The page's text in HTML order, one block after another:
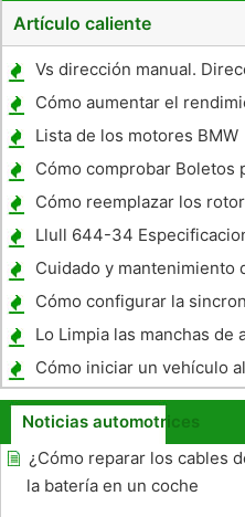
Artículo caliente
Vs dirección manual.
Cómo aumentar el
combustible y rendimiento
Lista de los motores BMW
Cómo comprobar Boletos
licencia
Cómo reemplazar los
un Toyota Avalon
Llull 644-34
Cuidado y mantenimiento
herramientas de aire
Cómo configurar la
de Dodge 360 ​​Motor
Lo Limpia las manchas de
coches y Ventanas?
Cómo iniciar un vehículo
Noticias automotrices
¿Cómo reparar los cables
la batería en un coche